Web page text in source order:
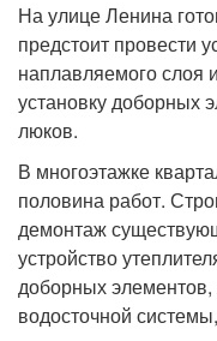
На улице Ленина
предстоит провести
наплавляемого слоя
установку доборных
люков.
В многоэтажке
половина работ.
демонтаж
устройство
доборных элементов,
водосточной